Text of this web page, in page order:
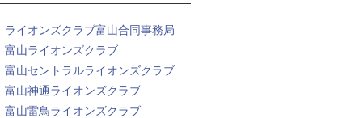
ライオンズクラブ富山合同事務局
富山ライオンズクラブ
富山セントラルライオンズクラブ
富山神通ライオンズクラブ
富山雷鳥ライオンズクラブ